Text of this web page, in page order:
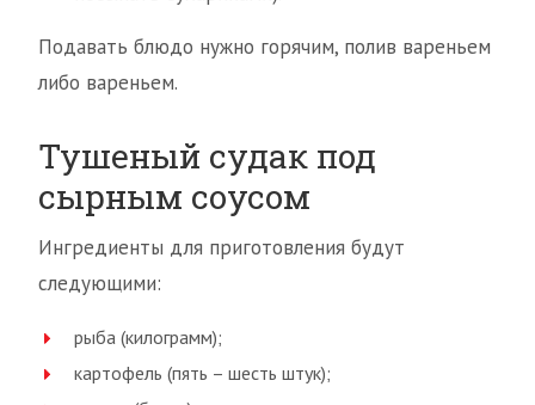
Подавать блюдо нужно горячим, полив вареньем
либо вареньем.
Тушеный судак под
сырным соусом
Ингредиенты для приготовления будут
следующими:
рыба (килограмм);
картофель (пять – шесть штук);